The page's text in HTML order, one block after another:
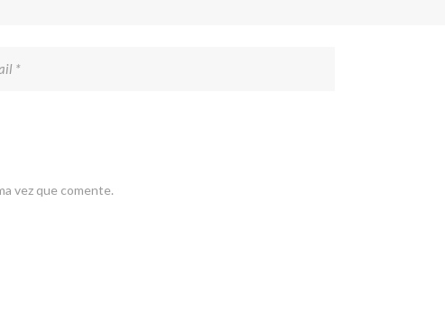
vez que comente.